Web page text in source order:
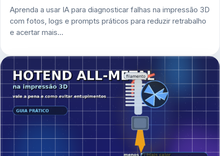
Aprenda a usar IA para diagnosticar falhas na impressão 3D
com fotos, logs e prompts práticos para reduzir retrabalho
e acertar mais…